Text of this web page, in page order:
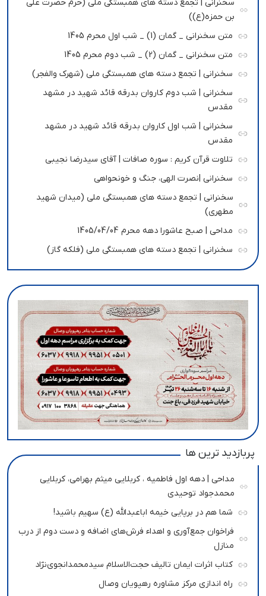
سخنرانی | تجمع دسته های همبستگی ملی (حرم حضرت علی
بن حمزه(ع))
متن سخنرانی _ گمان (1) _ شب اول محرم 1405
متن سخنرانی _ گمان (2) _ شب دوم محرم 1405
سخنرانی | تجمع دسته های همبستگی ملی (شهرک والفجر)
سخنرانی | شب دوم کاروان بدرقه قائد شهید در مشهد
مقدس
سخنرانی | شب اول کاروان بدرقه قائد شهید در مشهد
مقدس
تلاوت قرآن کریم : سوره صافات | آقای سیدرضا نجیبی
سخنرانی |نصرت الهی، جنگ و خونحواهی
سخنرانی | تجمع دسته های همبستگی ملی (میدان شهید
مطهری)
مداحی | صبح عاشورا دهه محرم 1405/04/04
سخنرانی | تجمع دسته های همبستگی ملی (فلکه گاز)
پربازدید ترین ها
مداحی | دهه اول فاطمیه ، کربلایی میثم بهرامی، کربلایی
محمدجواد توحیدی
شما هم در برپایی خیمه اباعبدالله (ع) سهیم باشید!
فراخوان جمع‌آوری و اهداء فرش‌های اضافه و دست دوم از درب
منازل
کتاب اثرات ایمان تالیف حجت‌الاسلام سیدمحمدانجوی‌نژاد
راه اندازی مرکز مشاوره رهپویان وصال